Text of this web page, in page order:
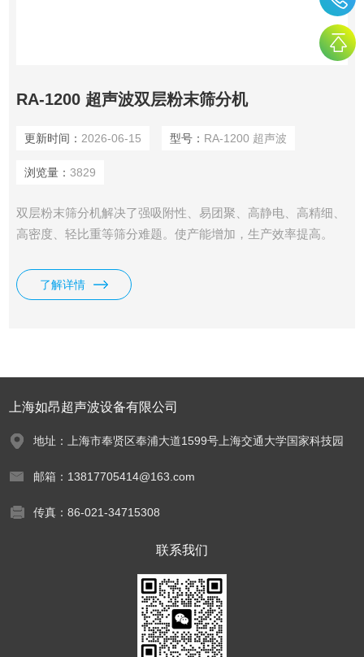
RA-1200 超声波双层粉末筛分机
更新时间： 2026-06-15 型号： RA-1200 超声波
浏览量： 3829
双层粉末筛分机解决了强吸附性、易团聚、高静电、高精细、
高密度、轻比重等筛分难题。使产能增加，生产效率提高。
了解详情
上海如昂超声波设备有限公司
地址：上海市奉贤区奉浦大道1599号上海交通大学国家科技园
邮箱：13817705414@163.com
传真：86-021-34715308
联系我们